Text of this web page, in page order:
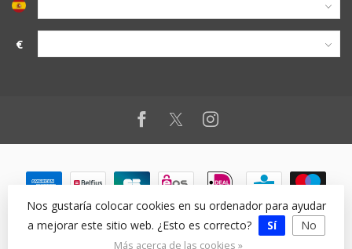
€
© Copyright 2026
Nos gustaría colocar cookies en su ordenador para ayudar
a mejorar este sitio web. ¿Esto es correcto?
Sí No
Más acerca de las cookies »